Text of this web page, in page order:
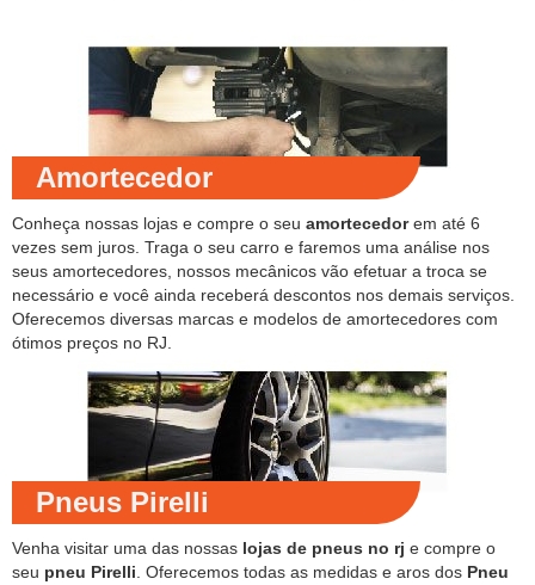
Amortecedor
Conheça nossas lojas e compre o seu amortecedorem até 6
vezes sem juros. Traga o seu carro e faremos uma análise nos
seus amortecedores, nossos mecânicos vão efetuar a troca se
necessário e você ainda receberá descontos nos demais serviços.
Oferecemos diversas marcas e modelos de amortecedores com
ótimos preços no RJ.
Pneus Pirelli
Venha visitar uma das nossas lojas de pneus no rj e compre o
seu pneu Pirelli . Oferecemos todas as medidas e aros dos Pneu